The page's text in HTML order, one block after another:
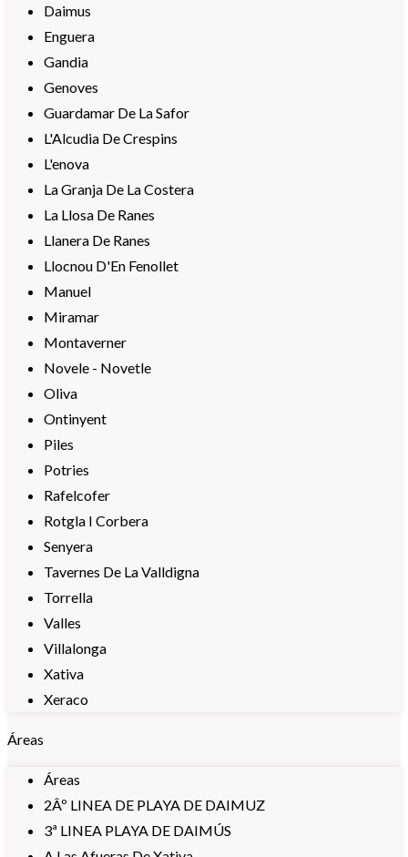
Daimus
Enguera
Gandia
Genoves
Guardamar De La Safor
L'Alcudia De Crespins
L'enova
La Granja De La Costera
La Llosa De Ranes
Llanera De Ranes
Llocnou D'En Fenollet
Manuel
Miramar
Montaverner
Novele - Novetle
Oliva
Ontinyent
Piles
Potries
Rafelcofer
Rotgla I Corbera
Senyera
Tavernes De La Valldigna
Torrella
Valles
Villalonga
Xativa
Xeraco
Áreas
Áreas
2Âº LINEA DE PLAYA DE DAIMUZ
3ª LINEA PLAYA DE DAIMÚS